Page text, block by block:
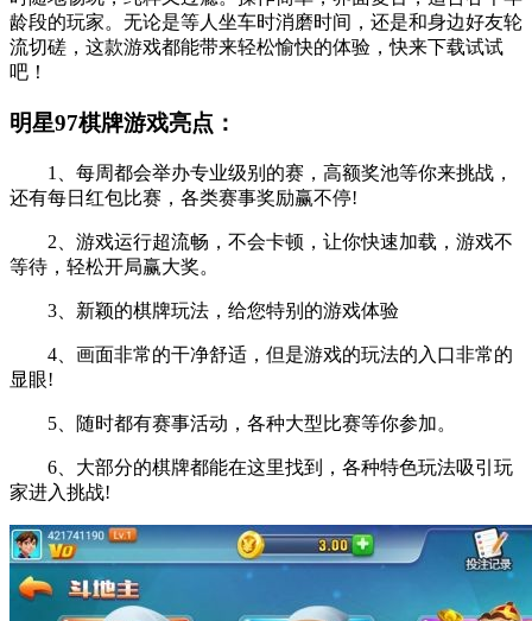
龄段的玩家。无论是等人坐车时消磨时间，还是和身边好友轮
流切磋，这款游戏都能带来轻松愉快的体验，快来下载试试
吧！
明星97棋牌游戏亮点：
1、每周都会举办专业级别的赛，高额奖池等你来挑战，
还有每日红包比赛，各类赛事奖励赢不停!
2、游戏运行超流畅，不会卡顿，让你快速加载，游戏不
等待，轻松开局赢大奖。
3、新颖的棋牌玩法，给您特别的游戏体验
4、画面非常的干净舒适，但是游戏的玩法的入口非常的
显眼!
5、随时都有赛事活动，各种大型比赛等你参加。
6、大部分的棋牌都能在这里找到，各种特色玩法吸引玩
家进入挑战!